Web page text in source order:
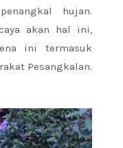
hujan.
akan hal ini,
ini termasuk
Pesangkalan.